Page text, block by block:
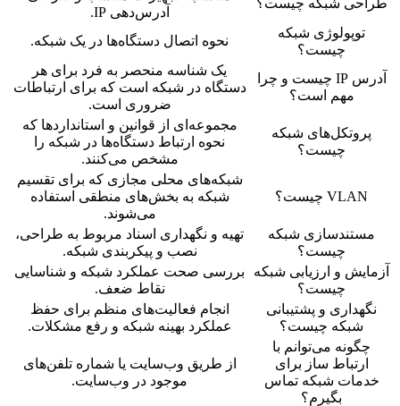
آدرس‌دهی IP.
توپولوژی شبکه
چیست؟
نحوه اتصال دستگاه‌ها در یک شبکه.
آدرس IP چیست و چرا
مهم است؟
یک شناسه منحصر به فرد برای هر
دستگاه در شبکه است که برای ارتباطات
ضروری است.
پروتکل‌های شبکه
چیست؟
مجموعه‌ای از قوانین و استانداردها که
نحوه ارتباط دستگاه‌ها در شبکه را
مشخص می‌کنند.
VLAN چیست؟
شبکه‌های محلی مجازی که برای تقسیم
شبکه به بخش‌های منطقی استفاده
می‌شوند.
مستندسازی شبکه
چیست؟
تهیه و نگهداری اسناد مربوط به طراحی،
نصب و پیکربندی شبکه.
آزمایش و ارزیابی شبکه
چیست؟
بررسی صحت عملکرد شبکه و شناسایی
نقاط ضعف.
نگهداری و پشتیبانی
شبکه چیست؟
انجام فعالیت‌های منظم برای حفظ
عملکرد بهینه شبکه و رفع مشکلات.
چگونه می‌توانم با
ارتباط ساز برای
خدمات شبکه تماس
بگیرم؟
از طریق وب‌سایت یا شماره تلفن‌های
موجود در وب‌سایت.